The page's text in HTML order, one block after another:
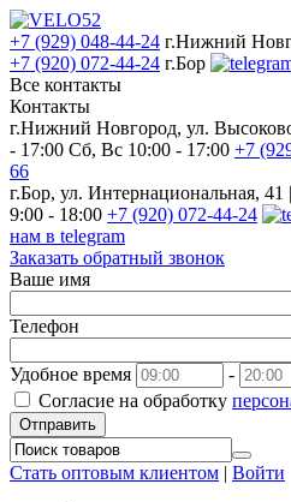
+7 (929) 048-44-24 г.Нижний
+7 (920) 072-44-24 г.Бор
Все контакты
Контакты
г.Нижний Новгород, ул.
- 17:00 Сб, Вс 10:00 - 17:00 +7
66
г.Бор, ул. Интернациональная,
9:00 - 18:00 +7 (920) 072-44-24
нам в telegram
Заказать обратный звонок
Ваше имя
Телефон
Удобное время
-
Согласие на обработку
Отправить
Стать оптовым клиентом | Войти